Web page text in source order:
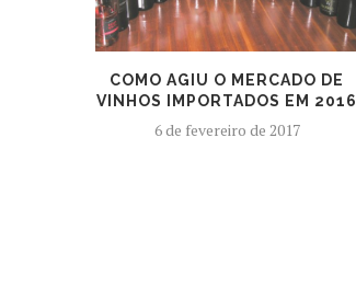
COMO AGIU O MERCADO DE
VINHOS IMPORTADOS EM 2016
6 de fevereiro de 2017